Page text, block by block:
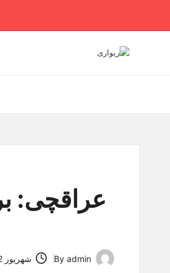
Skip
عراقچی:
Posted
By admin شهریور 2, 1403